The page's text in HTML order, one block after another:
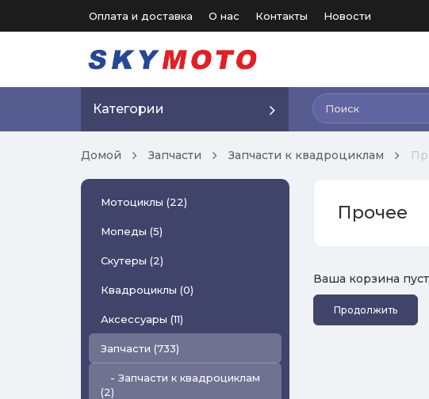
Оплата и доставка О нас Контакты Новости
Категории
Домой Запчасти Запчасти к квадроциклам
Мотоциклы (22)
Мопеды (5)
Скутеры (2)
Квадроциклы (0)
Аксессуары (11)
Запчасти (733)
- Запчасти к квадроциклам
(2)
Прочее
Ваша корзина
Продолжить